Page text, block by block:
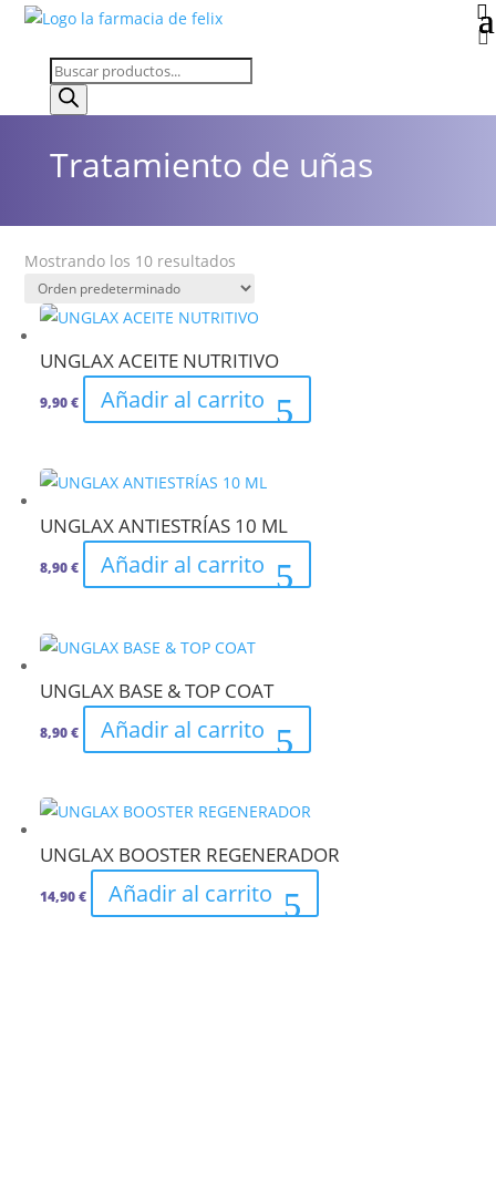


Búsqueda
de
productos
Tratamiento de uñas
Mostrando los 10 resultados
UNGLAX ACEITE NUTRITIVO
9,90€ Añadir al carrito
UNGLAX ANTIESTRÍAS 10 ML
8,90€ Añadir al carrito
UNGLAX BASE & TOP COAT
8,90€ Añadir al carrito
UNGLAX BOOSTER REGENERADOR
14,90€ Añadir al carrito